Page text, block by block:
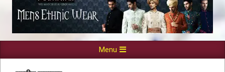
Menu